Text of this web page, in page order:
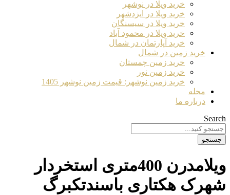
خرید ویلا در نوشهر
خرید ویلا در ایزدشهر
خرید ویلا در سیسنگان
خرید ویلا در محمود آباد
خرید آپارتمان در شمال
خرید زمین در شمال
خرید زمین چمستان
خرید زمین نور
خرید زمین نوشهر: قیمت زمین نوشهر 1405
مجله
درباره ما
Search
جستجو
ویلامدرن 400متری استخردار
شهرک هکتاری باسندتکبرگ